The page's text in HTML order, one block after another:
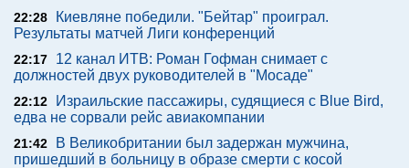
22:28
Киевляне победили. "Бейтар" проиграл.
Результаты матчей Лиги конференций
22:17
12 канал ИТВ: Роман Гофман снимает с
должностей двух руководителей в "Мосаде"
22:12
Израильские пассажиры, судящиеся с Blue Bird,
едва не сорвали рейс авиакомпании
21:42
В Великобритании был задержан мужчина,
пришедший в больницу в образе смерти с косой